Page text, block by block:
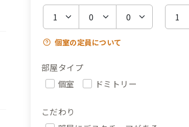
個室の定員について
部屋タイプ
個室
ドミトリー
こだわり